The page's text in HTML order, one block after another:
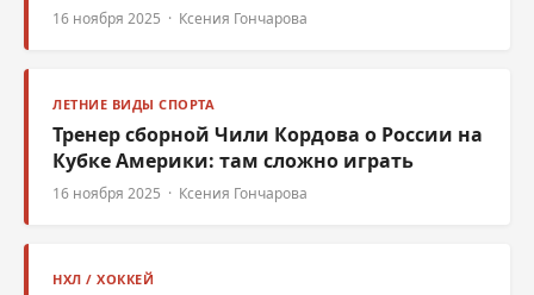
16 ноября 2025 · Ксения Гончарова
ЛЕТНИЕ ВИДЫ СПОРТА
Тренер сборной Чили Кордова о России на
Кубке Америки: там сложно играть
16 ноября 2025 · Ксения Гончарова
НХЛ / ХОККЕЙ